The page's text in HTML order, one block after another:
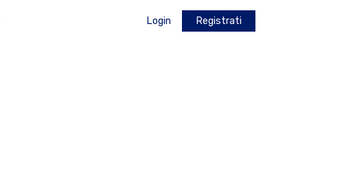
Login Registrati